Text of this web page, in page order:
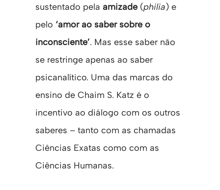
sustentado pelaamizade (philia) e
pelo ‘amor ao saber sobre o
inconsciente’. Mas esse saber não
se restringe apenas ao saber
psicanalítico. Uma das marcas do
ensino de Chaim S. Katz é o
incentivo ao diálogo com os outros
saberes – tanto com as chamadas
Ciências Exatas como com as
Ciências Humanas.